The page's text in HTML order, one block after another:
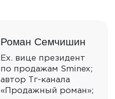
Eх. вице президент
по продажам Sminex;
автор Тг-канала
«Продажный роман»;
Роман Семчишин